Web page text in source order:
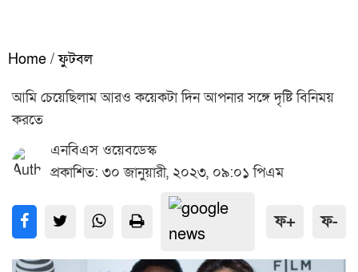
Home / ফুটবল
আমি চেয়েছিলাম আরও কয়েকটা দিন আপনার সঙ্গে দৃষ্টি বিনিময়
করতে
এনবিএস ওয়েবডেস্ক
প্রকাশিত: ৩০ জানুয়ারী, ২০২৩, ০৯:০১ পিএম
ফ+ ফ-